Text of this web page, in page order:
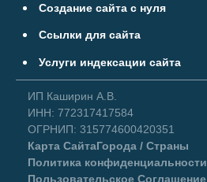
Создание сайта с нуля
Ссылки для сайта
Услуги индексации сайта
ИП Каширин А.В.
ИНН: 772317417584
ОГРНИП: 315774600420351
Карта СайтаГорода / Страны
Политика конфиденциальности
Пользовательское Соглашение